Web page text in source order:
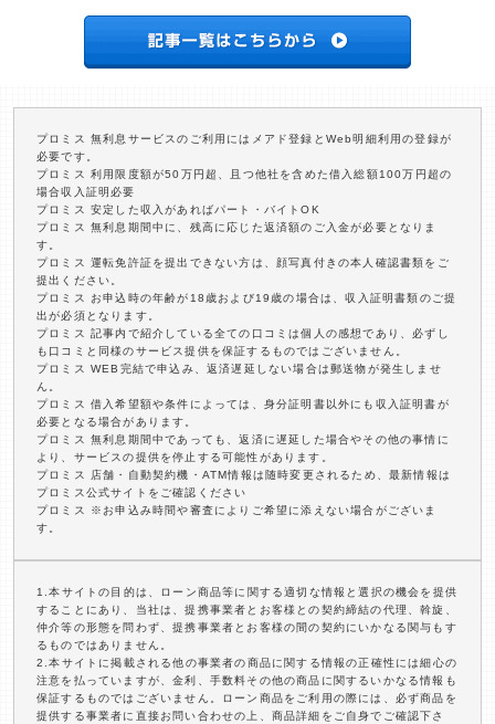
プロミス 無利息サービスのご利用にはメアド登録とWeb明細利用の登録が
必要です。
プロミス 利用限度額が50万円超、且つ他社を含めた借入総額100万円超の
場合収入証明必要
プロミス 安定した収入があればパート・バイトOK
プロミス 無利息期間中に、残高に応じた返済額のご入金が必要となりま
す。
プロミス 運転免許証を提出できない方は、顔写真付きの本人確認書類をご
提出ください。
プロミス お申込時の年齢が18歳および19歳の場合は、収入証明書類のご提
出が必須となります。
プロミス 記事内で紹介している全ての口コミは個人の感想であり、必ずし
も口コミと同様のサービス提供を保証するものではございません。
プロミス WEB完結で申込み、返済遅延しない場合は郵送物が発生しませ
ん。
プロミス 借入希望額や条件によっては、身分証明書以外にも収入証明書が
必要となる場合があります。
プロミス 無利息期間中であっても、返済に遅延した場合やその他の事情に
より、サービスの提供を停止する可能性があります。
プロミス 店舗・自動契約機・ATM情報は随時変更されるため、最新情報は
プロミス公式サイトをご確認ください
プロミス ※お申込み時間や審査によりご希望に添えない場合がございま
す。
1.本サイトの目的は、ローン商品等に関する適切な情報と選択の機会を提供
することにあり、当社は、提携事業者とお客様との契約締結の代理、斡旋、
仲介等の形態を問わず、提携事業者とお客様の間の契約にいかなる関与もす
るものではありません。
2.本サイトに掲載される他の事業者の商品に関する情報の正確性には細心の
注意を払っていますが、金利、手数料その他の商品に関するいかなる情報も
保証するものではございません。ローン商品をご利用の際には、必ず商品を
提供する事業者に直接お問い合わせの上、商品詳細をご自身でご確認下さ